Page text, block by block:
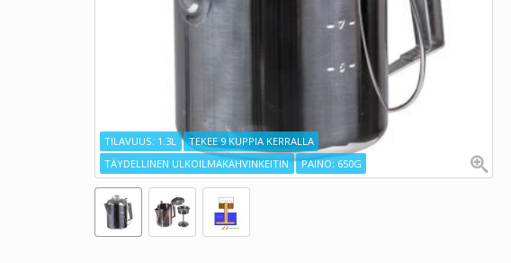
TILAVUUS: 1.3L
TEKEE 9 KUPPIA KERRALLA
TÄYDELLINEN ULKOILMAKAHVINKEITIN
PAINO: 650G